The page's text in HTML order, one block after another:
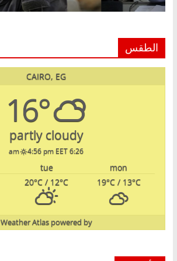
الطقس
CAIRO, EG
16°
partly cloudy
6:26 am
4:56 pm EET
mon
tue
19°C/ 13°C
20°C / 12°C
powered by
Weather Atlas